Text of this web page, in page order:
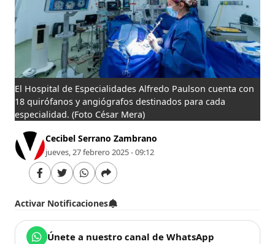
El Hospital de Especialidades Alfredo Paulson cuenta con
18 quirófanos y angiógrafos destinados para cada
especialidad. (Foto César Mera)
Cecibel Serrano Zambrano
jueves, 27 febrero 2025 - 09:12
Activar Notificaciones
Únete a nuestro canal de WhatsApp